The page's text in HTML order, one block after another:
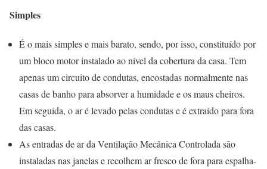
Simples
É o mais simples e mais barato, sendo, por isso, constituído por
um bloco motor instalado ao nível da cobertura da casa. Tem
apenas um circuito de condutas, encostadas normalmente nas
casas de banho para absorver a humidade e os maus cheiros.
Em seguida, o ar é levado pelas condutas e é extraído para fora
das casas.
As entradas de ar da Ventilação Mecânica Controlada são
instaladas nas janelas e recolhem ar fresco de fora para espalha-